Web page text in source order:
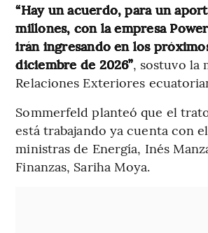
“Hay un acuerdo, para un
millones, con la empresa
irán ingresando en los
diciembre de 2026”, sostuvo la
Relaciones Exteriores
Sommerfeld planteó que el
está trabajando ya cuenta con
ministras de Energía, Inés
Finanzas, Sariha Moya.